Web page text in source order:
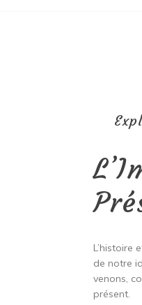
L’histoire
de notre
venons,
présent.